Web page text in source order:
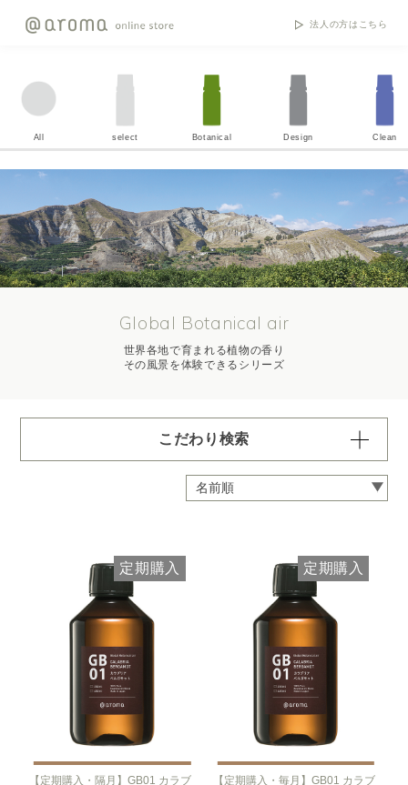
法人の方はこちら
All select Botanical Design Clean
Global Botanical air
世界各地で育まれる植物の香り
その風景を体験できるシリーズ
こだわり検索
容量・用途で絞り込む ※一つお選びください
定期 業務用オイル250ml
定期 業務用オイル450ml
頻度で絞り込む
毎月お届け 3か月に1度
定期購入
【定期購入・隔月】GB01 カラブ
定期購入
【定期購入・毎月】GB01 カラブ